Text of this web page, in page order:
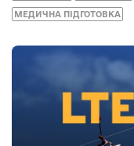
МЕДИЧНА ПІДГОТОВКА